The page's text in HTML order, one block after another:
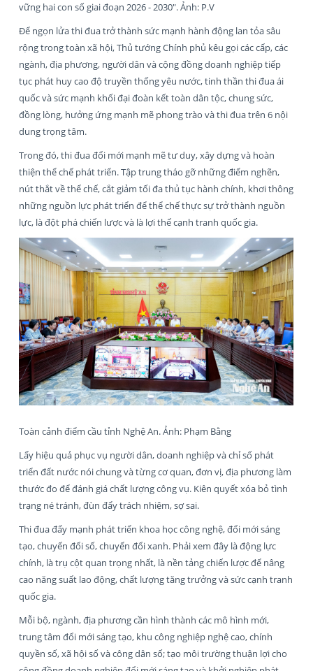
vững hai con số giai đoạn 2026 - 2030". Ảnh: P.V
Để ngọn lửa thi đua trở thành sức mạnh hành động lan tỏa sâu
rộng trong toàn xã hội, Thủ tướng Chính phủ kêu gọi các cấp, các
ngành, địa phương, người dân và cộng đồng doanh nghiệp tiếp
tục phát huy cao độ truyền thống yêu nước, tinh thần thi đua ái
quốc và sức mạnh khối đại đoàn kết toàn dân tộc, chung sức,
đồng lòng, hưởng ứng mạnh mẽ phong trào và thi đua trên 6 nội
dung trọng tâm.
Trong đó, thi đua đổi mới mạnh mẽ tư duy, xây dựng và hoàn
thiện thể chế phát triển. Tập trung tháo gỡ những điểm nghẽn,
nút thắt về thể chế, cắt giảm tối đa thủ tục hành chính, khơi thông
những nguồn lực phát triển để thể chế thực sự trở thành nguồn
lực, là đột phá chiến lược và là lợi thế cạnh tranh quốc gia.
Toàn cảnh điểm cầu tỉnh Nghệ An. Ảnh: Phạm Bằng
Lấy hiệu quả phục vụ người dân, doanh nghiệp và chỉ số phát
triển đất nước nói chung và từng cơ quan, đơn vị, địa phương làm
thước đo để đánh giá chất lượng công vụ. Kiên quyết xóa bỏ tình
trạng né tránh, đùn đẩy trách nhiệm, sợ sai.
Thi đua đẩy mạnh phát triển khoa học công nghệ, đổi mới sáng
tạo, chuyển đổi số, chuyển đổi xanh. Phải xem đây là động lực
chính, là trụ cột quan trọng nhất, là nền tảng chiến lược để nâng
cao năng suất lao động, chất lượng tăng trưởng và sức cạnh tranh
quốc gia.
Mỗi bộ, ngành, địa phương cần hình thành các mô hình mới,
trung tâm đổi mới sáng tạo, khu công nghiệp nghệ cao, chính
quyền số, xã hội số và công dân số; tạo môi trường thuận lợi cho